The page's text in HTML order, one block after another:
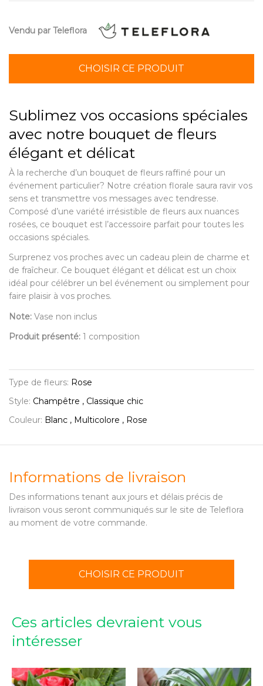
Vendu par Teleflora
CHOISIR CE PRODUIT
Sublimez vos occasions spéciales
avec notre bouquet de fleurs
élégant et délicat
À la recherche d’un bouquet de fleurs raffiné pour un
événement particulier? Notre création florale saura ravir vos
sens et transmettre vos messages avec tendresse.
Composé d’une variété irrésistible de fleurs aux nuances
rosées, ce bouquet est l’accessoire parfait pour toutes les
occasions spéciales.
Surprenez vos proches avec un cadeau plein de charme et
de fraîcheur. Ce bouquet élégant et délicat est un choix
idéal pour célébrer un bel événement ou simplement pour
faire plaisir à vos proches.
Note: Vase non inclus
Produit présenté: 1 composition
Type de fleurs: Rose
Style: Champêtre , Classique chic
Couleur: Blanc , Multicolore , Rose
Informations de livraison
Des informations tenant aux jours et délais précis de
livraison vous seront communiqués sur le site de Teleflora
au moment de votre commande.
CHOISIR CE PRODUIT
Ces articles devraient vous
intéresser